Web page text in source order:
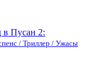
в Пусан 2:
/ Триллер / Ужасы